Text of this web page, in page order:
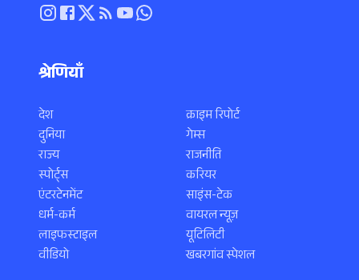
श्रेणियाँ
देश
दुनिया
राज्य
स्पोर्ट्स
एंटरटेनमेंट
धर्म-कर्म
लाइफस्टाइल
वीडियो
क्राइम रिपोर्ट
गेम्स
राजनीति
करियर
साइंस-टेक
वायरल न्यूज़
यूटिलिटी
खबरगांव स्पेशल